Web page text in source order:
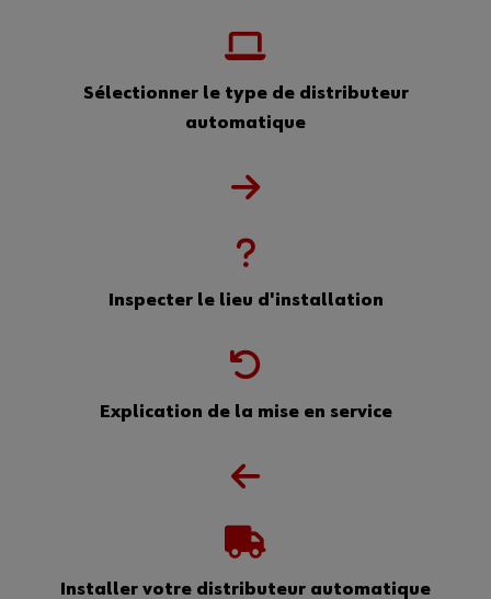
Sélectionner le type de distributeur
automatique
Inspecter le lieu d'installation
Explication de la mise en service
Installer votre distributeur automatique